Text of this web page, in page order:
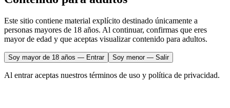
Este sitio contiene material explícito destinado únicamente a
personas mayores de 18 años. Al continuar, confirmas que eres
mayor de edad y que aceptas visualizar contenido para adultos.
Soy mayor de 18 años — Entrar Soy menor — Salir
Al entrar aceptas nuestros términos de uso y política de privacidad.